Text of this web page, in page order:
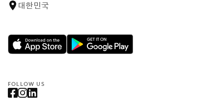
대한민국
FOLLOW US